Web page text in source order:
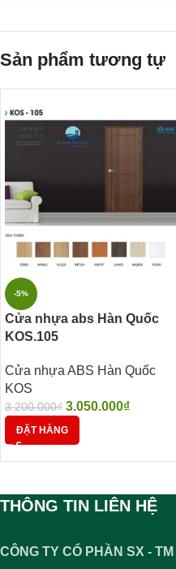
Sản phẩm tương tự
-5%
Cửa nhựa abs Hàn Quốc
KOS.105
Cửa nhựa ABS Hàn Quốc
KOS
3.200.000₫ 3.050.000₫
ĐẶT HÀNG
THÔNG TIN LIÊN HỆ
CÔNG TY CỔ PHẦN SX -